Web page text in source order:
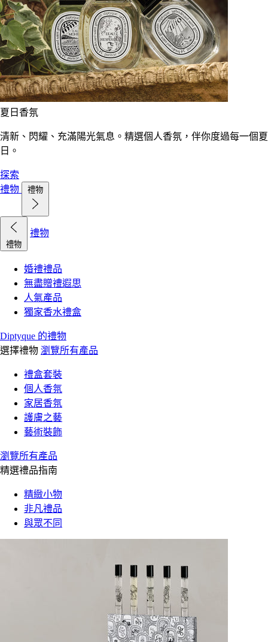
夏日香氛
清新、閃耀、充滿陽光氣息。精選個人香氛，伴你度過每一個夏
日。
探索
禮物
禮物
禮物
禮物
婚禮禮品
無盡贈禮遐思
人氣產品
獨家香水禮盒
Diptyque 的禮物
選擇禮物 瀏覽所有產品
禮盒套裝
個人香氛
家居香氛
護膚之藝
藝術裝飾
瀏覽所有產品
精選禮品指南
精緻小物
非凡禮品
與眾不同